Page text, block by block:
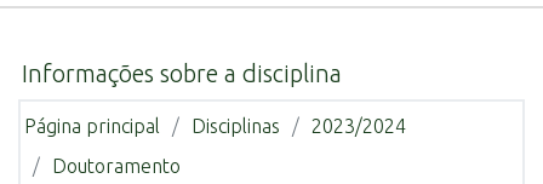
Informações sobre a disciplina
Página principal Disciplinas
2023/2024
Doutoramento